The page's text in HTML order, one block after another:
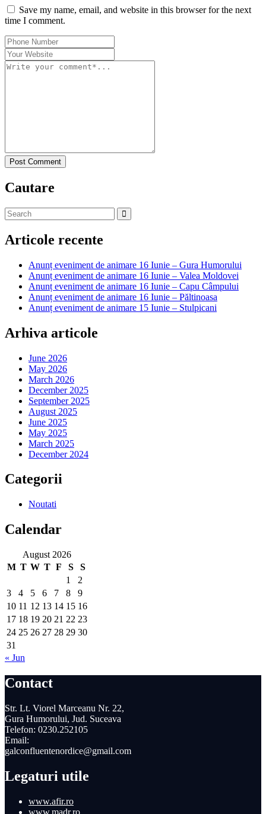
Save my name, email, and website in this browser for the next
time I comment.
Post Comment
Cautare
Articole recente
Anunț eveniment de animare 16 Iunie – Gura Humorului
Anunț eveniment de animare 16 Iunie – Valea Moldovei
Anunț eveniment de animare 16 Iunie – Capu Câmpului
Anunț eveniment de animare 16 Iunie – Păltinoasa
Anunț eveniment de animare 15 Iunie – Stulpicani
Arhiva articole
June 2026
May 2026
March 2026
December 2025
September 2025
August 2025
June 2025
May 2025
March 2025
December 2024
Categorii
Noutati
Calendar
August 2026
M T W T F S
S
1
2
3
4 5 6 7 8
9
10 11 12 13 14 15 16
17 18 19 20 21 22 23
24 25 26 27 28 29 30
31
« Jun
Contact
Str. Lt. Viorel Marceanu Nr. 22,
Gura Humorului, Jud. Suceava
Telefon: 0230.252105
Email:
galconfluentenordice@gmail.com
Legaturi utile
www.afir.ro
www.madr.ro